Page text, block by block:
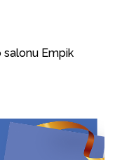
Empik